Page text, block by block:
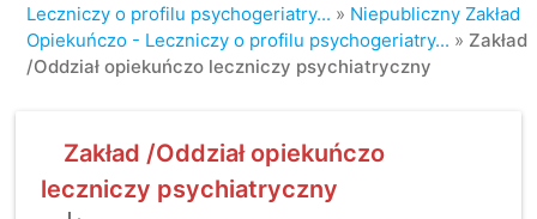
Leczniczy o profilu psychogeriatry... » Niepubliczny Zakład
Opiekuńczo - Leczniczy o profilu psychogeriatry... » Zakład
/Oddział opiekuńczo leczniczy psychiatryczny
Zakład /Oddział opiekuńczo
leczniczy psychiatryczny